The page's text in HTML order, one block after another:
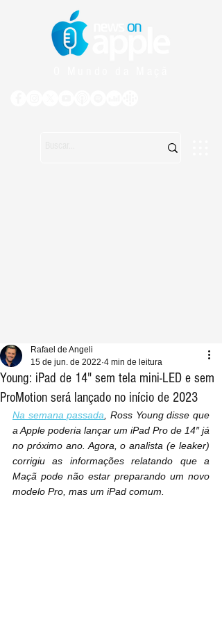
Young: iPad de 14" sem tela mini-LED e sem
ProMotion será lançado no início de 2023
Rafael de Angeli
15 de jun. de 2022 4 min de leitura
Na semana passada , Ross Young disse que
a Apple poderia lançar um iPad Pro de 14″ já
no próximo ano. Agora, o analista (e leaker)
corrigiu as informações relatando que a
Maçã pode não estar preparando um novo
modelo Pro, mas um iPad comum.